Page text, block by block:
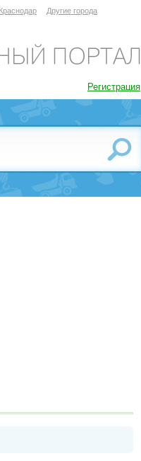
Краснодар Другие города
Регистрация